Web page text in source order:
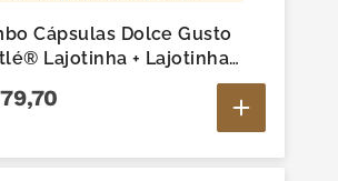
Cápsulas Dolce Gusto
Lajotinha + Lajotinha
79,70